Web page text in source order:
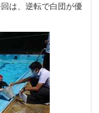
は、逆転で白団が優